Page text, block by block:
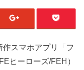
スマホアプリ「フ
ヒーローズ/FEH）